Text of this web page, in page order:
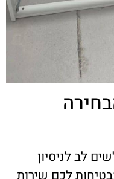
לב לניסיון